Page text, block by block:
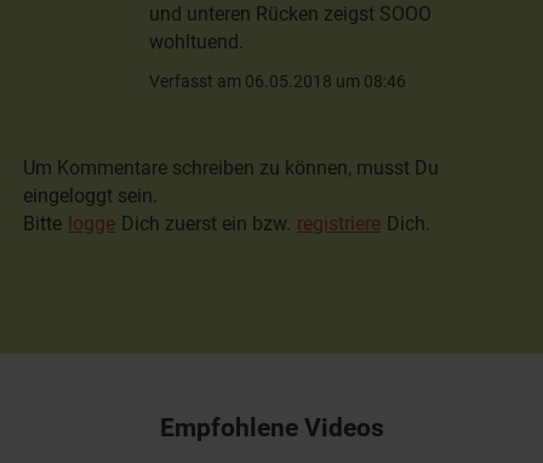
und unteren Rücken zeigst SOOO
wohltuend.
Verfasst am 06.05.2018 um 08:46
Um Kommentare schreiben zu können, musst Du
eingeloggt sein.
Bitte logge Dich zuerst ein bzw. registriere Dich.
Empfohlene Videos